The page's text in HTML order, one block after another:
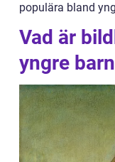
populära bland
Vad är
yngre